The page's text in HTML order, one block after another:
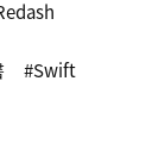
Swift